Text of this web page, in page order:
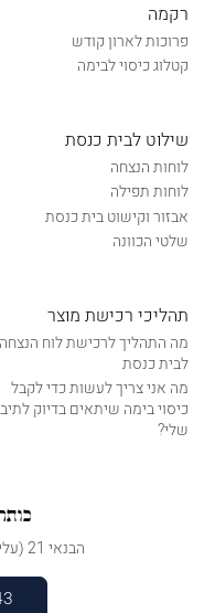
רקמה
פרוכות לארון קודש
קטלוג כיסוי לבימה
שילוט לבית כנסת
לוחות הנצחה
לוחות תפילה
אבזור וקישוט בית כנסת
שלטי הכוונה
תהליכי רכישת מוצר
מה התהליך לרכישת לוח הנצחה
לבית כנסת
מה אני צריך לעשות כדי לקבל
כיסוי בימה שיתאים בדיוק
שלי?
הבנאי 21 (עלייה ברמפה) חולון, ישראל